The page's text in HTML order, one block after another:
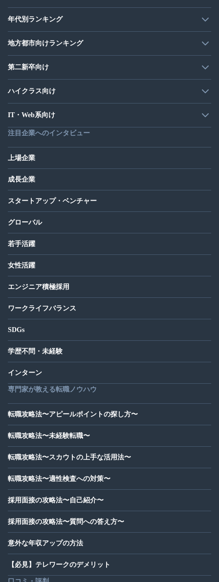
年代別ランキング
地方都市向けランキング
第二新卒向け
ハイクラス向け
IT・Web系向け
注目企業へのインタビュー
上場企業
成長企業
スタートアップ・ベンチャー
グローバル
若手活躍
女性活躍
エンジニア積極採用
ワークライフバランス
SDGs
学歴不問・未経験
インターン
専門家が教える転職ノウハウ
転職攻略法〜アピールポイントの探し方〜
転職攻略法〜未経験転職〜
転職攻略法〜スカウトの上手な活用法〜
転職攻略法〜適性検査への対策〜
採用面接の攻略法〜自己紹介〜
採用面接の攻略法〜質問への答え方〜
意外な年収アップの方法
【必見】テレワークのデメリット